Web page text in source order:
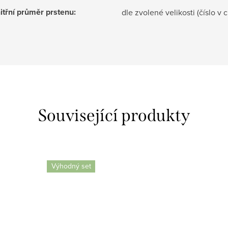
průměr prstenu: dle zvolené velikosti (číslo v
Související produkty
Výhodný set